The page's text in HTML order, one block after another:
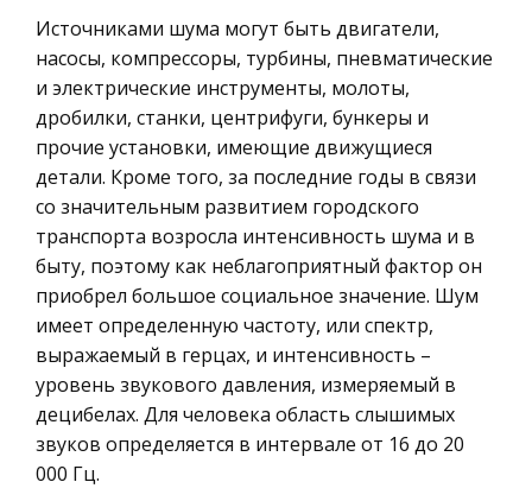
География, Экономическая география
Литература, Лингвистика
Техника
Бухгалтерский учет
Налоговое право
Экологическое право
Физика
Теория государства и права
Компьютерные сети
Философия
Программирование, Базы данных
Правоохранительные органы
Конституционное (государственное) право
Сводная консолидированная бухгалтерская
отчетность (Российский опыт и МСФО)
Содержание:
Введение…………………………………………………………..….2 1.
Понятие бухгалтерской отчетности, ее значение
и виды……3 2. Пользователи бухгалтерской
отчетности и сроки ее представления.
…………………………………………………………………….
Эпидемиология кариеса зубов
Необходимо учитывать, что с внедрением
автоматизации и химизации в современную
жизнь изменяется и окружающая человека
среда и природа. Адаптационные же
возможности организма человека отстают от
скоро
Источниками шума могут быть двигатели,
насосы, компрессоры, турбины, пневматические
и электрические инструменты, молоты,
дробилки, станки, центрифуги, бункеры и
прочие установки, имеющие движущиеся
детали. Кроме того, за последние годы в связи
со значительным развитием городского
транспорта возросла интенсивность шума и в
быту, поэтому как неблагоприятный фактор он
приобрел большое социальное значение. Шум
имеет определенную частоту, или спектр,
выражаемый в герцах, и интенсивность –
уровень звукового давления, измеряемый в
децибелах. Для человека область слышимых
звуков определяется в интервале от 16 до 20
000 Гц.